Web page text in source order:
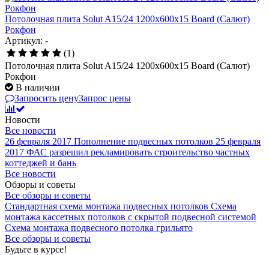
Потолочная плита Solut A15/24 1200х600х15 Board (Салют)
Рокфон
Артикул: -
(1)
Потолочная плита Solut A15/24 1200х600х15 Board (Салют)
Рокфон
В наличии
Запросить ценуЗапрос цены
Новости
Все новости
26 февраля 2017 Пополнение подвесных потолков 25 февраля
2017 ФАС разрешил рекламировать строительство частных
коттеджей и бань
Все новости
Обзоры и советы
Все обзоры и советы
Стандартная схема монтажа подвесных потолков Схема
монтажа кассетных потолков с скрытой подвесной системой
Схема монтажа подвесного потолка грильято
Все обзоры и советы
Будьте в курсе!